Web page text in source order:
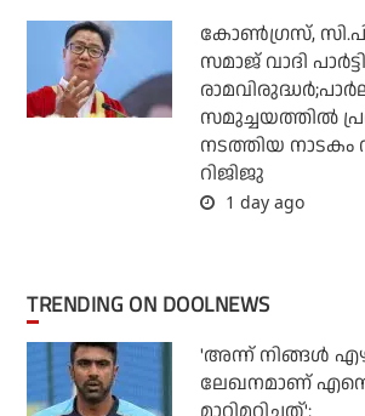
കോണ്‍ഗ്രസ്,
സമാജ് വാദി
സമുച്ചയത്തില്‍
നടത്തിയ നാടകം
റിജിജു
1 day ago
TRENDING ON DOOLNEWS
'അന്ന് നിങ്ങള്‍
ലേഖനമാണ്